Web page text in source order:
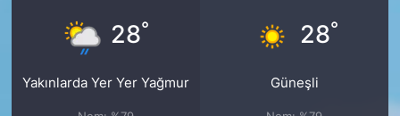
28°
Yakınlarda Yer Yer Yağmur
28°
Güneşli